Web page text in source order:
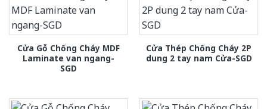
Cửa Gỗ Chống Cháy MDF
Laminate van ngang-
SGD
Cửa Thép Chống Cháy 2P
dung 2 tay nam Cửa-SGD